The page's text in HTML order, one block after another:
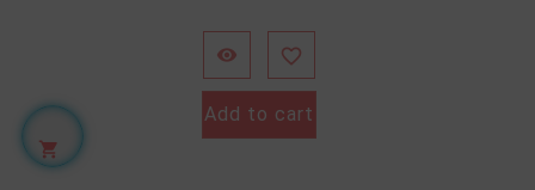
 
Add to cart
